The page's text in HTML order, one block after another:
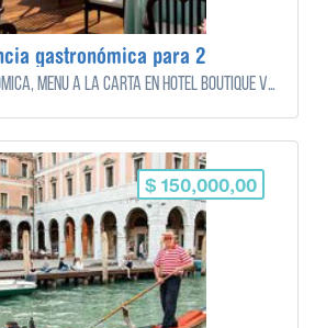
gastronómica para 2
Experiencia gastronómica, menú a la carta en hotel Boutique Venecia - para 2 personas
$ 150,000,00